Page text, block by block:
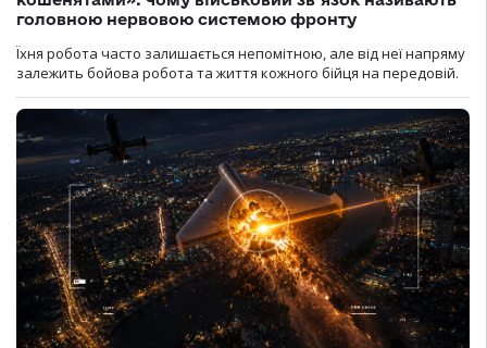
головною нервовою системою фронту
Їхня робота часто залишається непомітною, але від неї напряму
залежить бойова робота та життя кожного бійця на передовій.